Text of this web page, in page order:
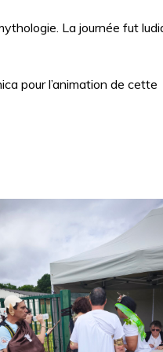
La journée fut
pour l’animation de cette